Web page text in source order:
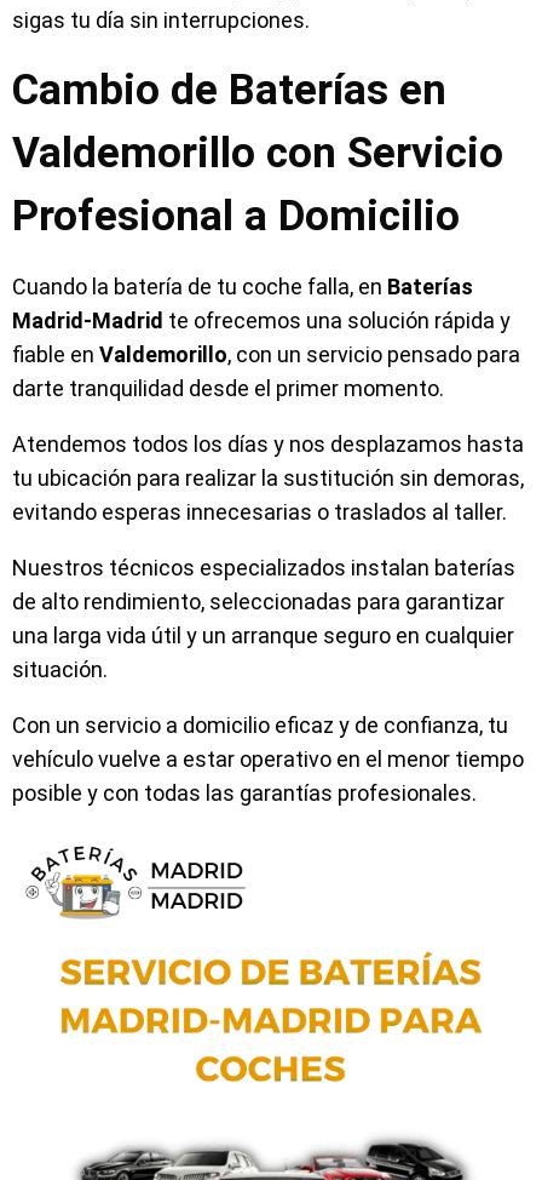
sigas tu día sin interrupciones.
Cambio de Baterías en
Valdemorillo con Servicio
Profesional a Domicilio
Cuando la batería de tu coche falla, en Baterías
Madrid-Madrid te ofrecemos una solución rápida y
fiable en Valdemorillo, con un servicio pensado para
darte tranquilidad desde el primer momento.
Atendemos todos los días y nos desplazamos hasta
tu ubicación para realizar la sustitución sin demoras,
evitando esperas innecesarias o traslados al taller.
Nuestros técnicos especializados instalan baterías
de alto rendimiento, seleccionadas para garantizar
una larga vida útil y un arranque seguro en cualquier
situación.
Con un servicio a domicilio eficaz y de confianza, tu
vehículo vuelve a estar operativo en el menor tiempo
posible y con todas las garantías profesionales.